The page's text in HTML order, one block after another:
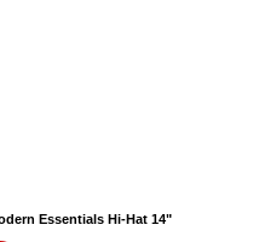
Essentials Hi-Hat 14"